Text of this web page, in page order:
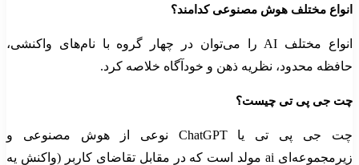
انواع مختلف هوش مصنوعی کدامند؟
انواع مختلف AI را می‌توان در چهار گروه با نام‌های واکنشی،
حافظه محدود، نظریه ذهن و خودآگاه خلاصه کرد.
چت جی‌ پی تی چیست؟
چت جی پی تی یا ChatGPT نوعی از هوش مصنوعی و
زیرمجموعه‌ای ai مولد است که در مقابل تقاضای کاربر (واکنش یه